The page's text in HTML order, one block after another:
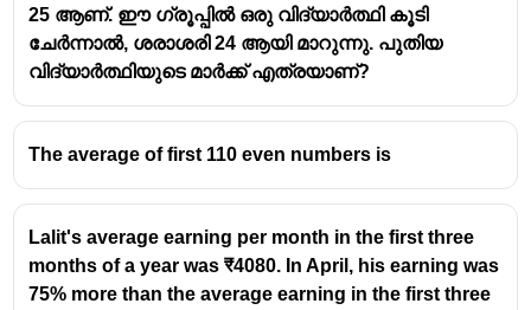
25 ആണ്. ഈ ഗ്രൂപ്പിൽ ഒരു വിദ്യാർത്ഥി കൂടി
ചേർന്നാൽ, ശരാശരി 24 ആയി മാറുന്നു. പുതിയ
വിദ്യാർത്ഥിയുടെ മാർക്ക് എത്രയാണ്?
The average of first 110 even numbers is
Lalit's average earning per month in the first three
months of a year was ₹4080. In April, his earning was
75% more than the average earning in the first three